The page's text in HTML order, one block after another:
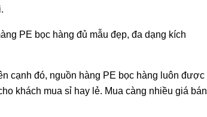
PE bọc hàng đủ mẫu đẹp, đa dạng kích
cạnh đó, nguồn hàng PE bọc hàng luôn được
khách mua sỉ hay lẻ. Mua càng nhiều giá bán